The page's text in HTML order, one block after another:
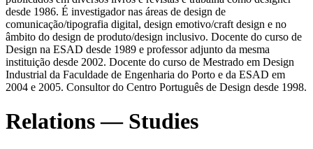
desde 1986. É investigador nas áreas de design de
comunicação/tipografia digital, design emotivo/craft design e no
âmbito do design de produto/design inclusivo. Docente do curso de
Design na ESAD desde 1989 e professor adjunto da mesma
instituição desde 2002. Docente do curso de Mestrado em Design
Industrial da Faculdade de Engenharia do Porto e da ESAD em
2004 e 2005. Consultor do Centro Português de Design desde 1998.
Relations — Studies